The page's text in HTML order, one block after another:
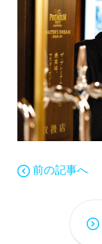
前の記事へ